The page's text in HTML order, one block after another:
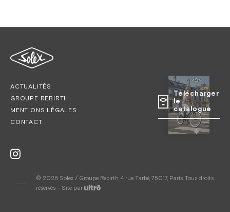
ACTUALITÉS
GROUPE REBIRTH
MENTIONS LÉGALES
CONTACT
Télécharger
le
catalogue
© 2026 Solex / Groupe Rebirth, 4 rue Tarbé, 75017, Paris. Tous droits
réservés – Site par